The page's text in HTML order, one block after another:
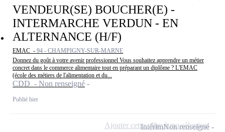
VENDEUR(SE) BOUCHER(E) -
INTERMARCHE VERDUN - EN
ALTERNANCE (H/F)
EMAC - 94 - CHAMPIGNY-SUR-MARNE
Donnez du goût à votre avenir professionnel Vous souhaitez apprendre un métier
concret dans le commerce alimentaire tout en préparant un diplôme ? L'EMAC
(école des métiers de l'alimentation et du...
CDD - Non renseigné
Publié hier
IntérimNon renseigné
Ajouter cette offre à ma sélection